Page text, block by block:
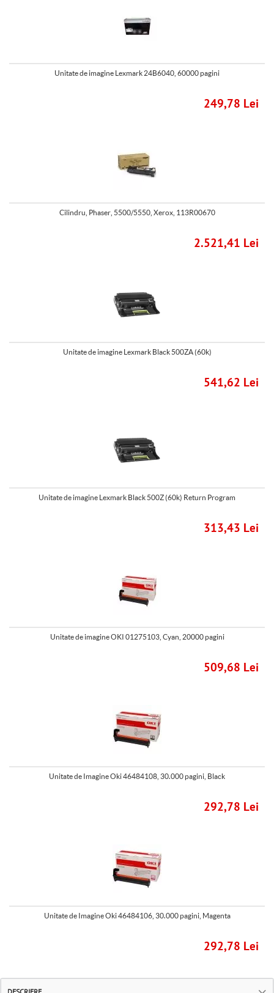
Unitate de imagine Lexmark 24B6040, 60000 pagini
249,78 Lei
Cilindru, Phaser, 5500/5550, Xerox, 113R00670
2.521,41 Lei
Unitate de imagine Lexmark Black 500ZA (60k)
541,62 Lei
Unitate de imagine Lexmark Black 500Z (60k) Return Program
313,43 Lei
Unitate de imagine OKI 01275103, Cyan, 20000 pagini
509,68 Lei
Unitate de Imagine Oki 46484108, 30.000 pagini, Black
292,78 Lei
Unitate de Imagine Oki 46484106, 30.000 pagini, Magenta
292,78 Lei